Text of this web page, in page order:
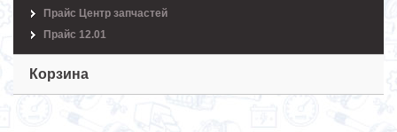
Прайс Центр запчастей
Прайс 12.01
Корзина